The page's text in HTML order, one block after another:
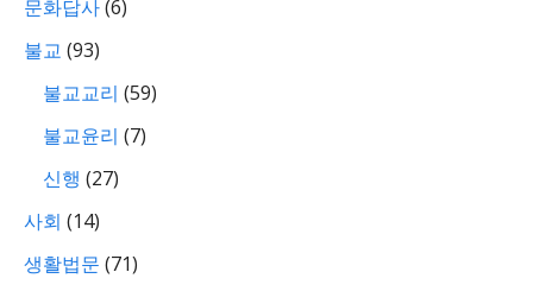
문화답사(6)
불교 (93)
불교교리 (59)
불교윤리 (7)
신행 (27)
사회 (14)
생활법문 (71)